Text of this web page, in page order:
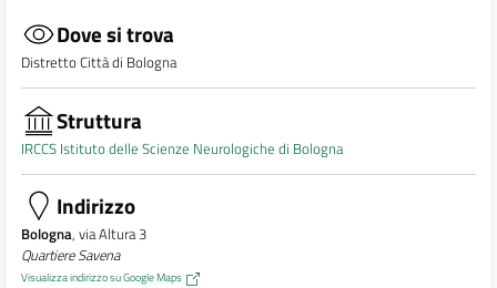
Dove si trova
Distretto Città di Bologna
Struttura
IRCCS Istituto delle Scienze Neurologiche di Bologna
Indirizzo
Bologna, via Altura 3
Quartiere Savena
Visualizza indirizzo su Google Maps